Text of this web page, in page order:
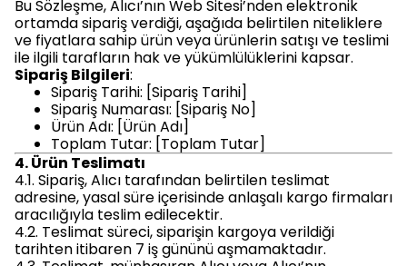
Bu Sözleşme, Alıcı’nın Web Sitesi’nden elektronik
ortamda sipariş verdiği, aşağıda belirtilen niteliklere
ve fiyatlara sahip ürün veya ürünlerin satışı ve teslimi
ile ilgili tarafların hak ve yükümlülüklerini kapsar.
Sipariş Bilgileri:
Sipariş Tarihi: [Sipariş Tarihi]
Sipariş Numarası: [Sipariş No]
Ürün Adı: [Ürün Adı]
Toplam Tutar: [Toplam Tutar]
4. Ürün Teslimatı
4.1. Sipariş, Alıcı tarafından belirtilen teslimat
adresine, yasal süre içerisinde anlaşalı kargo firmaları
aracılığıyla teslim edilecektir.
4.2. Teslimat süreci, siparişin kargoya verildiği
tarihten itibaren 7 iş gününü aşmamaktadır.